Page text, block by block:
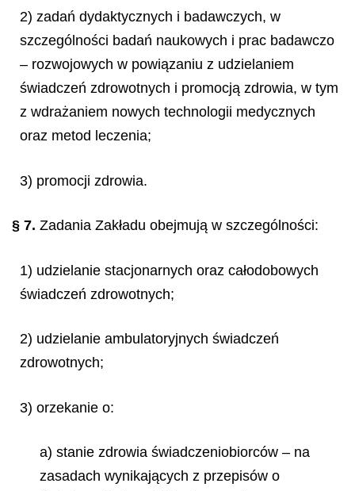
2) zadań dydaktycznych i badawczych, w
szczególności badań naukowych i prac badawczo
– rozwojowych w powiązaniu z udzielaniem
świadczeń zdrowotnych i promocją zdrowia, w tym
z wdrażaniem nowych technologii medycznych
oraz metod leczenia;
3) promocji zdrowia.
§ 7. Zadania Zakładu obejmują w szczególności:
1) udzielanie stacjonarnych oraz całodobowych
świadczeń zdrowotnych;
2) udzielanie ambulatoryjnych świadczeń
zdrowotnych;
3) orzekanie o:
a) stanie zdrowia świadczeniobiorców – na
zasadach wynikających z przepisów o